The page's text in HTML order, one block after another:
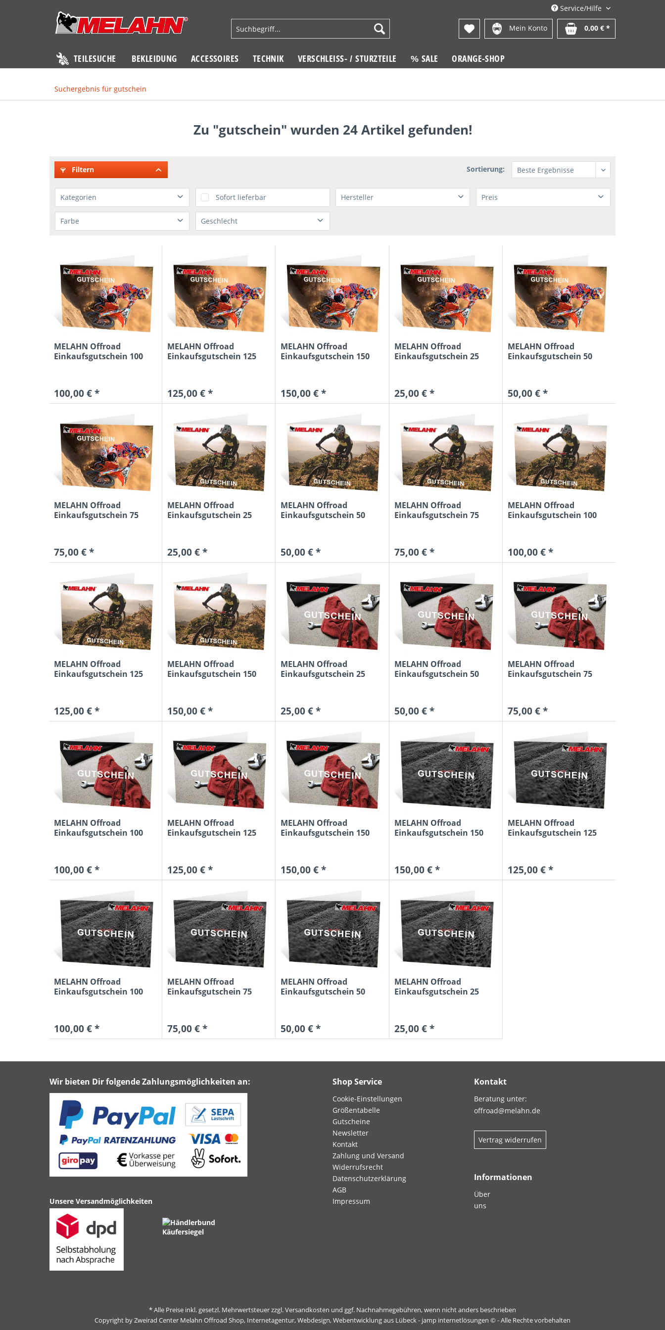
Service/Hilfe
Mein Konto 0,00 € *
TEILESUCHE BEKLEIDUNG ACCESSOIRES TECHNIK VERSCHLEISS- / STURZTEILE % SALE ORANGE-SHOP
Suchergebnis für gutschein
Zu "gutschein" wurden 24Artikel gefunden!
Filtern Sortierung:
Kategorien
Accessoires
Geschenkartikel
Sofort lieferbar Hersteller Preis
Farbe Geschlecht
MELAHN Offroad
Einkaufsgutschein 100
100,00 € *
MELAHN Offroad
Einkaufsgutschein 125
125,00 € *
MELAHN Offroad
Einkaufsgutschein 150
150,00 € *
MELAHN Offroad
Einkaufsgutschein 25
25,00 € *
MELAHN Offroad
Einkaufsgutschein 50
50,00 € *
MELAHN Offroad
Einkaufsgutschein 75
75,00 € *
MELAHN Offroad
Einkaufsgutschein 25
25,00 € *
MELAHN Offroad
Einkaufsgutschein 50
50,00 € *
MELAHN Offroad
Einkaufsgutschein 75
75,00 € *
MELAHN Offroad
Einkaufsgutschein 100
100,00 € *
MELAHN Offroad
Einkaufsgutschein 125
125,00 € *
MELAHN Offroad
Einkaufsgutschein 150
150,00 € *
MELAHN Offroad
Einkaufsgutschein 25
25,00 € *
MELAHN Offroad
Einkaufsgutschein 50
50,00 € *
MELAHN Offroad
Einkaufsgutschein 75
75,00 € *
MELAHN Offroad
Einkaufsgutschein 100
100,00 € *
MELAHN Offroad
Einkaufsgutschein 125
125,00 € *
MELAHN Offroad
Einkaufsgutschein 150
150,00 € *
MELAHN Offroad
Einkaufsgutschein 150
150,00 € *
MELAHN Offroad
Einkaufsgutschein 125
125,00 € *
MELAHN Offroad
Einkaufsgutschein 100
100,00 € *
MELAHN Offroad
Einkaufsgutschein 75
75,00 € *
MELAHN Offroad
Einkaufsgutschein 50
50,00 € *
MELAHN Offroad
Einkaufsgutschein 25
25,00 € *
Wir bieten Dir folgende Zahlungsmöglichkeiten an:
Unsere Versandmöglichkeiten
Shop Service
Cookie-Einstellungen
Größentabelle
Gutscheine
Newsletter
Kontakt
Zahlung und Versand
Widerrufsrecht
Datenschutzerklärung
AGB
Impressum
Kontakt
Beratung unter:
offroad@melahn.de
Vertrag widerrufen
Informationen
Über
uns
* Alle Preise inkl. gesetzl. Mehrwertsteuer zzgl.Versandkosten und ggf. Nachnahmegebühren, wenn nicht anders beschrieben
Copyright by Zweirad Center Melahn Offroad Shop, Internetagentur, Webdesign, Webentwicklung aus Lübeck - jamp internetlösungen © - Alle Rechte vorbehalten